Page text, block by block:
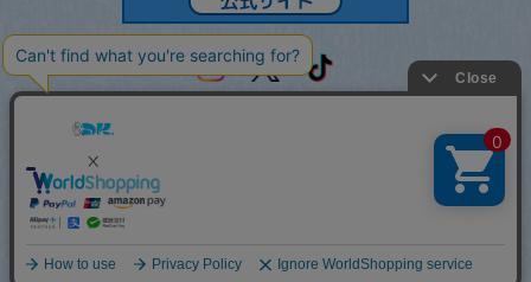
当サイトの内容、テキスト、画像等の無断転載・無断使用を固く禁じま
No reproduction or republication without written
Illustrations ねも太郎 Copyright© DK inc. All Rights
© すこぶる動くウサギ公式グッズショップ